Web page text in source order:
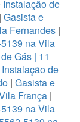
Instalação de
| Gasista e
Fernandes |
na Vila
Gás | 11
de
| Gasista e
França |
na Vila